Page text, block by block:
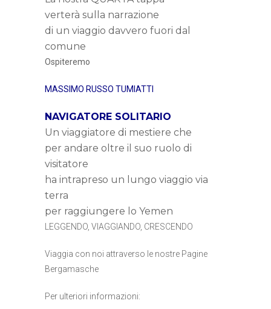
verterà sulla narrazione
di un viaggio davvero fuori dal
comune
Ospiteremo
MASSIMO RUSSO TUMIATTI
NAVIGATORE SOLITARIO
Un viaggiatore di mestiere che
per andare oltre il suo ruolo di
visitatore
ha intrapreso un lungo viaggio via
terra
per raggiungere lo Yemen
LEGGENDO, VIAGGIANDO, CRESCENDO
Viaggia con noi attraverso le nostre Pagine
Bergamasche
Per ulteriori informazioni: